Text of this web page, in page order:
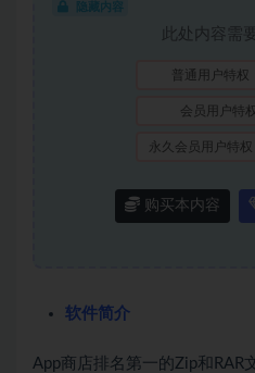
隐藏内容
此处内容需
普通用户特权：
会员用户特权
永久会员用户特权
购买本内容
软件简介
App商店排名第一的Zip和RAR